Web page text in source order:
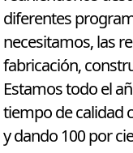
diferentes
necesitamos, las
fabricación,
Estamos todo el
tiempo de calidad
y dando 100 por